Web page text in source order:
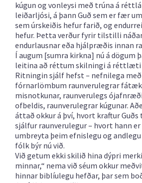
kúgun og vonleysi með trúna á
leiðarljósi, á þann Guð sem er fær
sem úrskeiðis hefur farið, og
hefur. Þetta verður fyrir tilstilli
endurlausnar eða hjálpræðis innan
Í augum [sumra kirkna] nú á dögum
leitina að réttum skilningi á réttlæti
Ritningin sjálf hefst – nefnilega með
fórnarlömbum raunverulegrar
misnotkunar, raunverulegs
ofbeldis, raunverulegrar kúgunar.
áttað okkur á því, hvort kraftur Guðs
sjálfur raunverulegur – hvort hann
umbreyta þeim efnislegu og
fólk býr nú við.
Við getum ekki skilið hina dýpri
minnar,“ nema við séum okkur
hinnar biblíulegu hefðar, þar sem